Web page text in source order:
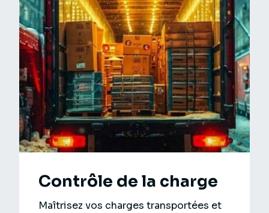
Contrôle de la charge
Maîtrisez vos charges transportées et